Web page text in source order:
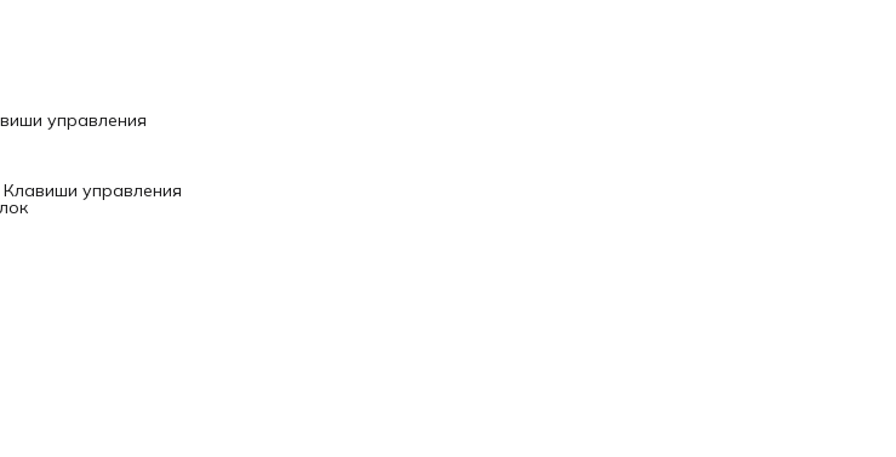
управления
управления